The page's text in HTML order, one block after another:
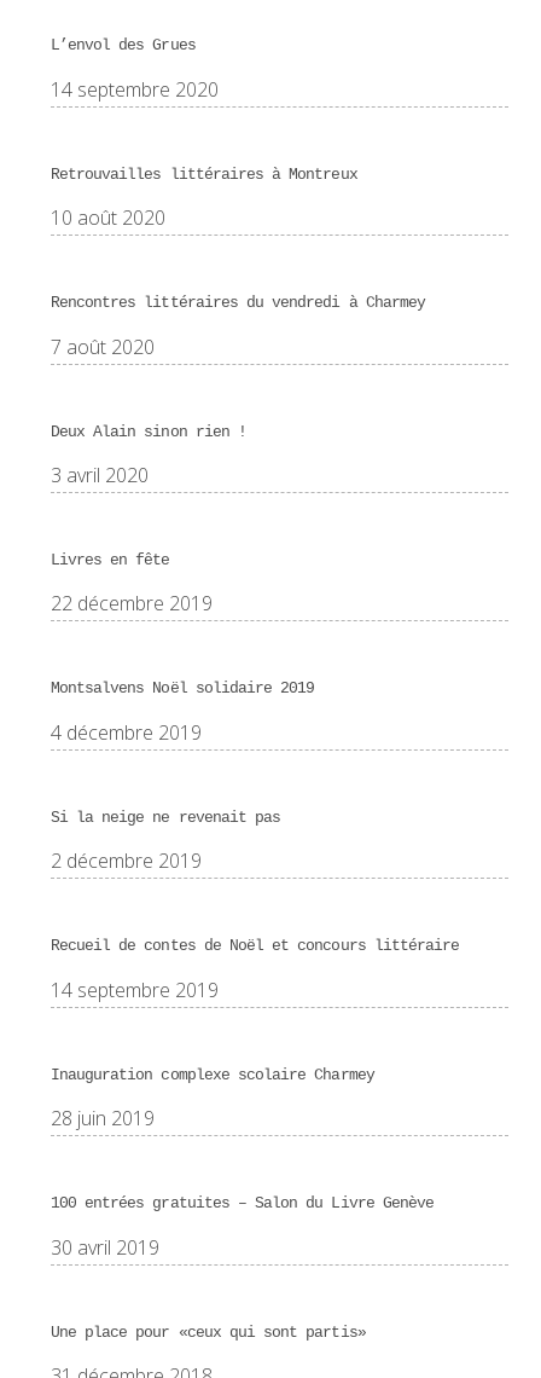
L’envol des Grues
14 septembre 2020
Retrouvailles littéraires à Montreux
10 août 2020
Rencontres littéraires du vendredi à Charmey
7 août 2020
Deux Alain sinon rien !
3 avril 2020
Livres en fête
22 décembre 2019
Montsalvens Noël solidaire 2019
4 décembre 2019
Si la neige ne revenait pas
2 décembre 2019
Recueil de contes de Noël et concours littéraire
14 septembre 2019
Inauguration complexe scolaire Charmey
28 juin 2019
100 entrées gratuites – Salon du Livre Genève
30 avril 2019
Une place pour «ceux qui sont partis»